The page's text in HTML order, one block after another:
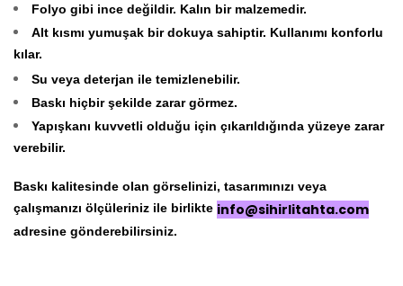
Folyo gibi ince değildir. Kalın bir malzemedir.
Alt kısmı yumuşak bir dokuya sahiptir. Kullanımı konforlu
kılar.
Su veya deterjan ile temizlenebilir.
Baskı hiçbir şekilde zarar görmez.
Yapışkanı kuvvetli olduğu için çıkarıldığında yüzeye zarar
verebilir.
Baskı kalitesinde olan görselinizi, tasarımınızı veya
çalışmanızı ölçüleriniz ile birlikte info@sihirlitahta.com
adresine gönderebilirsiniz.